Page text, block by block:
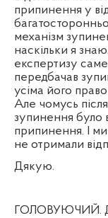
припинення у
механізм
наскільки я
експертизу
передбачав
усіма його
Але чомусь
зупинення було
припинення. І ми
не отримали
Дякую.
ГОЛОВУЮЧИЙ.